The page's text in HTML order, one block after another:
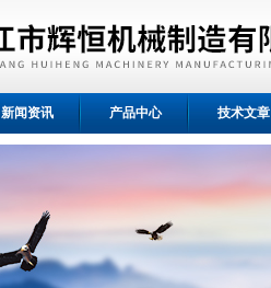
新闻资讯 产品中心 技术文章